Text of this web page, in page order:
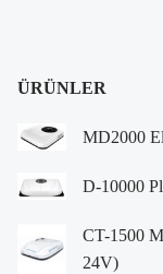
ÜRÜNLER
MD2000
D-10000
CT-1500
24V)